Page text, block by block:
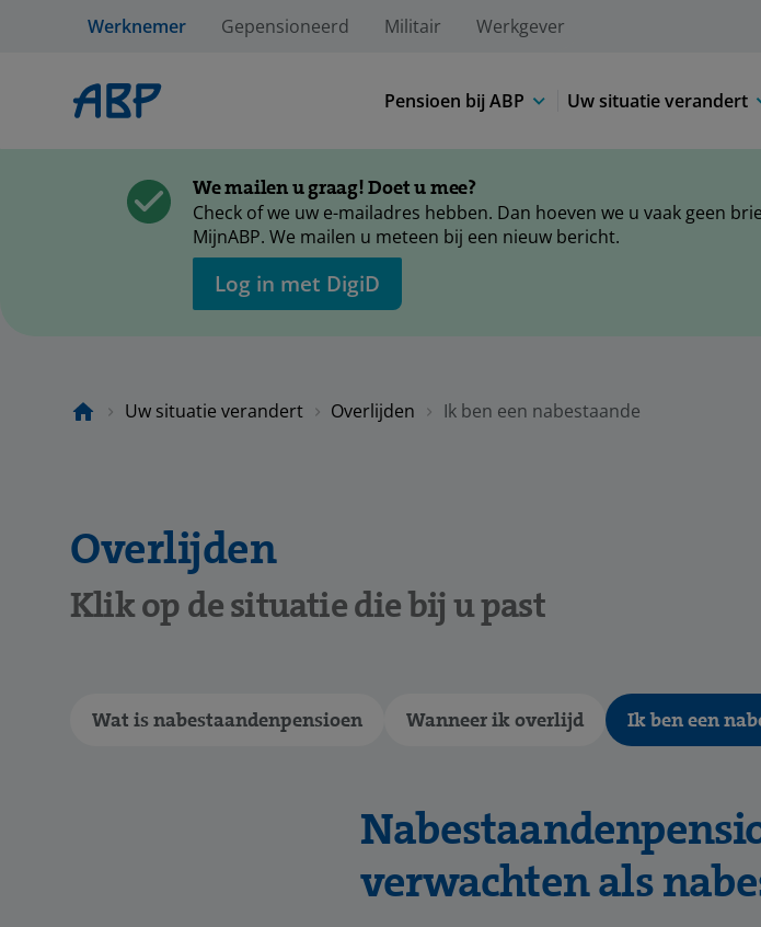
Werknemer Gepensioneerd Militair Werkgever
Pensioen bij ABP Uw situatie verandert
We mailen u graag! Doet u mee?
Check of we uw e-mailadres hebben. Dan hoeven we u vaak geen
MijnABP. We mailen u meteen bij een nieuw bericht.
Log in met DigiD
Uw situatie verandert Overlijden Ik ben een nabestaande
Overlijden
Klik op de situatie die bij u past
Wat is nabestaandenpensioen Wanneer ik overlijd Ik ben een
verwachten als